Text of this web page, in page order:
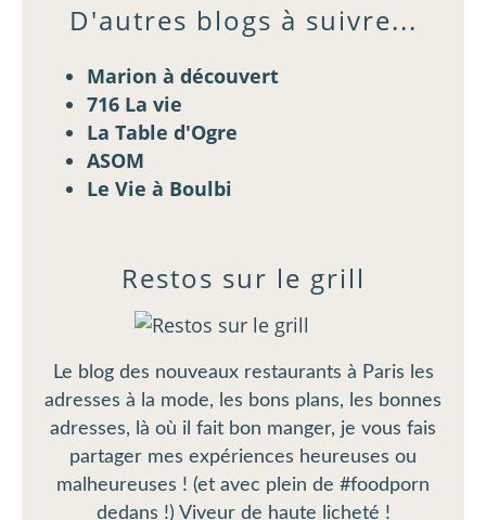
Restos sur le grill
Le blog des nouveaux restaurants à Paris les
adresses à la mode, les bons plans, les bonnes
adresses, là où il fait bon manger, je vous fais
partager mes expériences heureuses ou
malheureuses ! (et avec plein de #foodporn
dedans !) Viveur de haute licheté !
D'autres blogs à suivre...
Marion à découvert
716 La vie
La Table d'Ogre
ASOM
Le Vie à Boulbi